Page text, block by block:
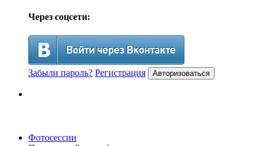
Через соцсети:
Забыли пароль? Регистрация Авторизоваться
Фотосессии